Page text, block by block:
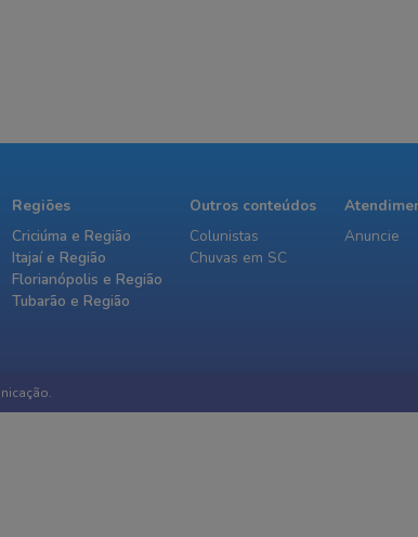
Regiões
Criciúma e Região
Itajaí e Região
Florianópolis e Região
Tubarão e Região
Outros conteúdos
Colunistas
Chuvas em SC
Anuncie